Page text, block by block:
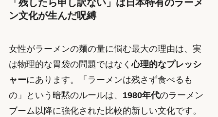
「残したら申し訳ない」は日本特有のラーメ
ン文化が生んだ呪縛
女性がラーメンの麺の量に悩む最大の理由は、実
は物理的な胃袋の問題ではなく心理的なプレッシ
ャーにあります。「ラーメンは残さず食べるも
の」という暗黙のルールは、 1980年代のラーメン
ブーム以降に強化された比較的新しい文化です。